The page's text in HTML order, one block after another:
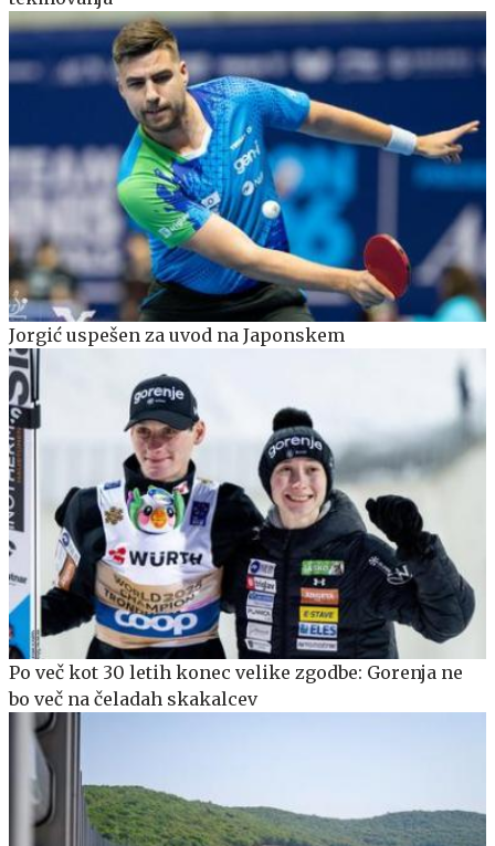
Jorgić uspešen za uvod na Japonskem
Po več kot 30 letih konec velike zgodbe: Gorenja ne
bo več na čeladah skakalcev